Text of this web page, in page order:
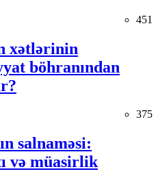
451
xətlərinin
böhranından
375
salnaməsi:
və müasirlik